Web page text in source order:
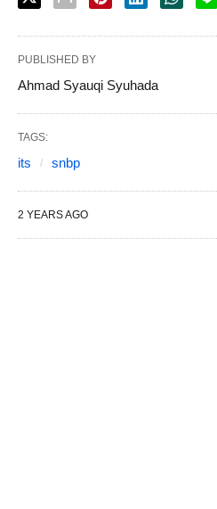
PUBLISHED BY
Ahmad Syauqi Syuhada
TAGS:
its snbp
2 YEARS AGO